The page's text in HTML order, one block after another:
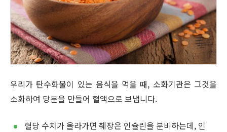
우리가 탄수화물이 있는 음식을 먹을 때, 소화기관은 그것을
소화하여 당분을 만들어 혈액으로 보냅니다.
혈당 수치가 올라가면 췌장은 인슐린을 분비하는데, 인